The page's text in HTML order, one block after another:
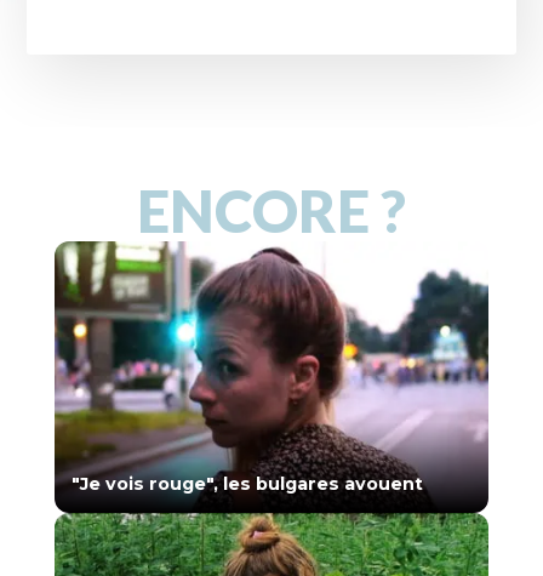
ENCORE ?
"Je vois rouge", les bulgares avouent